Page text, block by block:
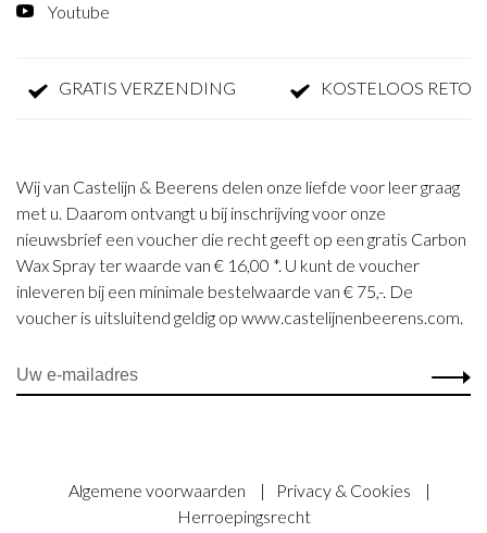
Youtube
GRATIS VERZENDING KOSTELOOS
Wij van Castelijn & Beerens delen onze liefde voor leer graag
met u. Daarom ontvangt u bij inschrijving voor onze
nieuwsbrief een voucher die recht geeft op een gratis Carbon
Wax Spray ter waarde van € 16,00 *. U kunt de voucher
inleveren bij een minimale bestelwaarde van € 75,-. De
voucher is uitsluitend geldig op www.castelijnenbeerens.com.
Algemene voorwaarden | Privacy & Cookies
|
Herroepingsrecht